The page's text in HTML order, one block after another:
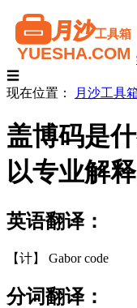
☰
现在位置：
月沙工具
盖博码是
以专业解
英语翻译：
【计】 Gabor code
分词翻译：